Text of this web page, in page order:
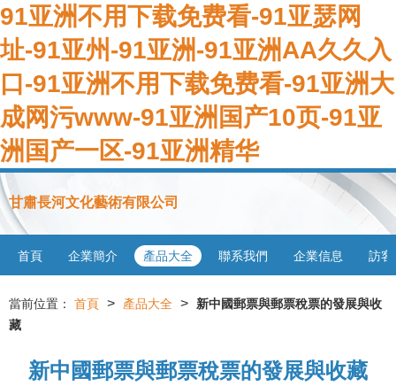
91亚洲不用下载免费看-91亚瑟网
址-91亚州-91亚洲-91亚洲AA久久入
口-91亚洲不用下载免费看-91亚洲大
成网污www-91亚洲国产10页-91亚
洲国产一区-91亚洲精华
甘肅長河文化藝術有限公司
首頁 企業簡介 產品大全 聯系我們 企業信息 訪客
當前位置： 首頁 > 產品大全 >
新中國郵票與郵票稅票的發展與收
藏
新中國郵票與郵票稅票的發展與收藏